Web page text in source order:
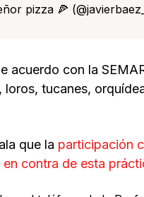
pizza 🍕
acuerdo con la
loros, tucanes,
que la participación
en contra de esta